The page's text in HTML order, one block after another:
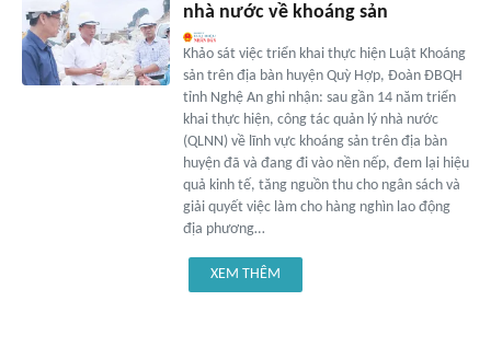
nhà nước về khoáng sản
Khảo sát việc triển khai thực hiện Luật Khoáng
sản trên địa bàn huyện Quỳ Hợp, Đoàn ĐBQH
tỉnh Nghệ An ghi nhận: sau gần 14 năm triển
khai thực hiện, công tác quản lý nhà nước
(QLNN) về lĩnh vực khoáng sản trên địa bàn
huyện đã và đang đi vào nền nếp, đem lại hiệu
quả kinh tế, tăng nguồn thu cho ngân sách và
giải quyết việc làm cho hàng nghìn lao động
địa phương…
XEM THÊM